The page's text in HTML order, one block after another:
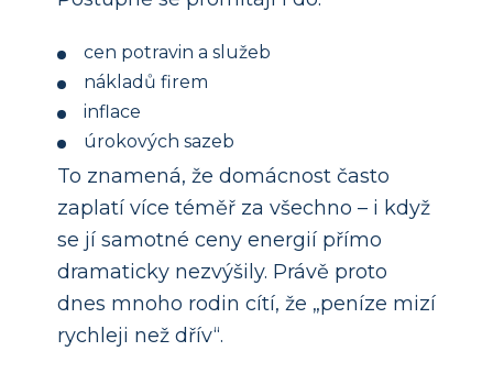
cen potravin a služeb
nákladů firem
inflace
úrokových sazeb
To znamená, že domácnost často
zaplatí více téměř za všechno – i když
se jí samotné ceny energií přímo
dramaticky nezvýšily. Právě proto
dnes mnoho rodin cítí, že „peníze mizí
rychleji než dřív“.